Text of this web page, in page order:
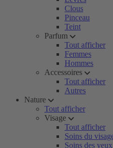
Clous
Pinceau
Teint
Parfum
Tout afficher
Femmes
Hommes
Accessoires
Tout afficher
Autres
Nature
Tout afficher
Visage
Tout afficher
Soins du
Soins des yeux